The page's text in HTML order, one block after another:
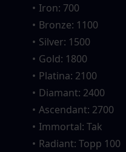
Iron: 700
Bronze: 1100
Silver: 1500
Gold: 1800
Platina: 2100
Diamant: 2400
Ascendant: 2700
Immortal: Tak
Radiant: Topp 100